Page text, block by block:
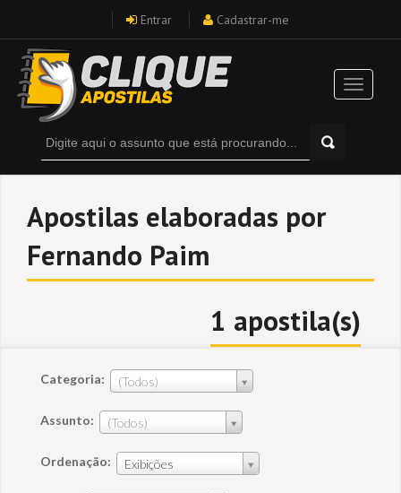
Entrar Cadastrar-me
Apostilas elaboradas por
Fernando Paim
1 apostila(s)
Categoria: (Todos)
Assunto: (Todos)
Ordenação: Exibições